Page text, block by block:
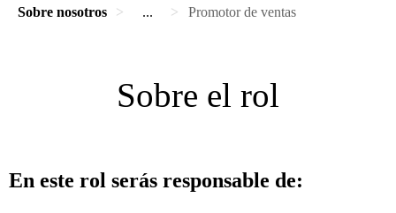
Sobre nosotros ... Promotor de ventas
Sobre el rol
En este rol serás responsable de: